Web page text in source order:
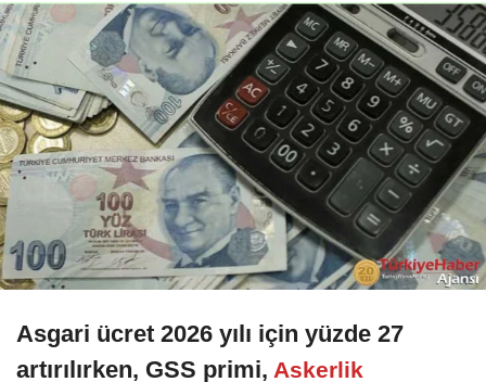
Asgari ücret 2026 yılı için yüzde 27
artırılırken, GSS primi, Askerlik